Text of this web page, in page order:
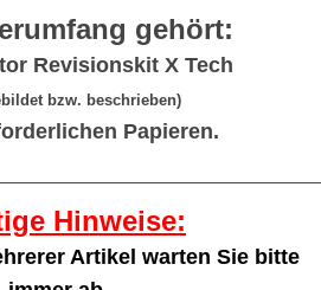
gehört:
Revisionskit X Tech
bzw. beschrieben)
Papieren.
Hinweise:
Artikel warten Sie bitte